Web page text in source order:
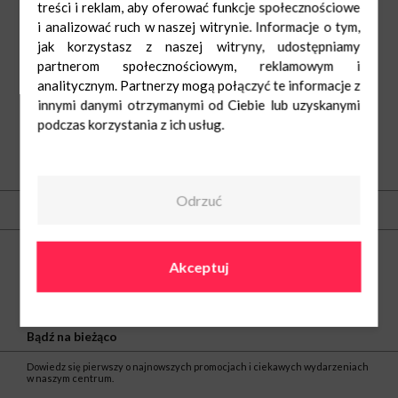
Centrum Nowe Bielawy
tel.(56) 66 22 605
Bądź na bieżąco
Dowiedz się pierwszy o najnowszych promocjach i ciekawych wydarzeniach
w naszym centrum.
treści i reklam, aby oferować funkcje społecznościowe
i analizować ruch w naszej witrynie. Informacje o tym,
jak korzystasz z naszej witryny, udostępniamy
partnerom społecznościowym, reklamowym i
analitycznym. Partnerzy mogą połączyć te informacje z
innymi danymi otrzymanymi od Ciebie lub uzyskanymi
podczas korzystania z ich usług.
Odrzuć
Akceptuj